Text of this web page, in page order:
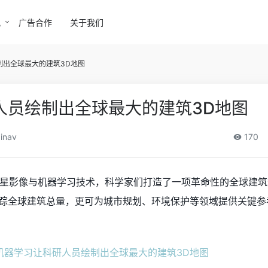
广告合作 关于我们
全球最大的建筑3D地图
员绘制出全球最大的建筑3D地图
170
影像与机器学习技术，科学家们打造了一项革命性的全球建
全球建筑总量，更可为城市规划、环境保护等领域提供关键